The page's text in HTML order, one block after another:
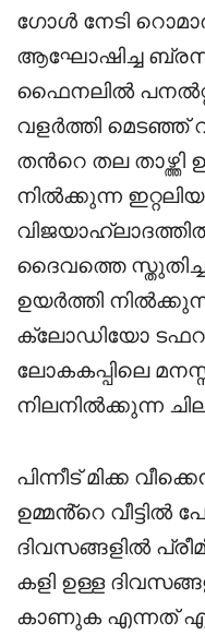
ഗോൾ നേടി
ആഘോഷിച്ച
ഫൈനലിൽ പനൽറ്റി
വളർത്തി മെടഞ്ഞ്
തൻറെ തല
നിൽക്കുന്ന
ദൈവത്തെ
ഉയർത്തി
ക്ലോഡിയോ
ലോകകപ്പിലെ
നിലനിൽക്കുന്ന
പിന്നീട് മിക്ക
ഉമ്മൻ്റെ
ദിവസങ്ങളിൽ
കളി ഉള്ള
കാണുക എന്നത്